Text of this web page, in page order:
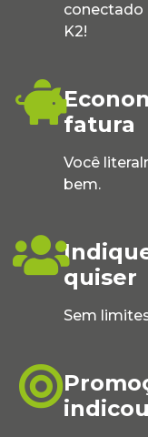
conectado
K2!
fatura
Você
bem.
quiser
Sem